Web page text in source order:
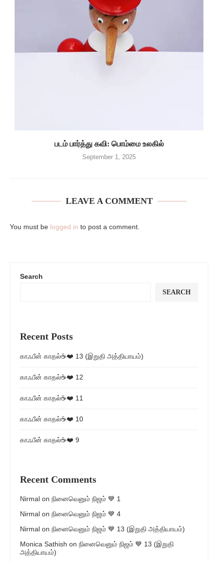
படம் பார்த்து கவி: பொம்மை உலகில்
September 1, 2025
LEAVE A COMMENT
You must be logged in to post a comment.
Search
SEARCH
Recent Posts
காஃபீன் காதல்☕❤️ 13 (இறுதி அத்தியாயம்)
காஃபீன் காதல்☕❤️ 12
காஃபீன் காதல்☕❤️ 11
காஃபீன் காதல்☕❤️ 10
காஃபீன் காதல்☕❤️ 9
Recent Comments
Nirmal on நினைவெனும் நிஜம் 💙 1
Nirmal on நினைவெனும் நிஜம் 💙 4
Nirmal on நினைவெனும் நிஜம் 💙 13 (இறுதி அத்தியாயம்)
Monica Sathish on நினைவெனும் நிஜம் 💙 13 (இறுதி
அத்தியாயம்)